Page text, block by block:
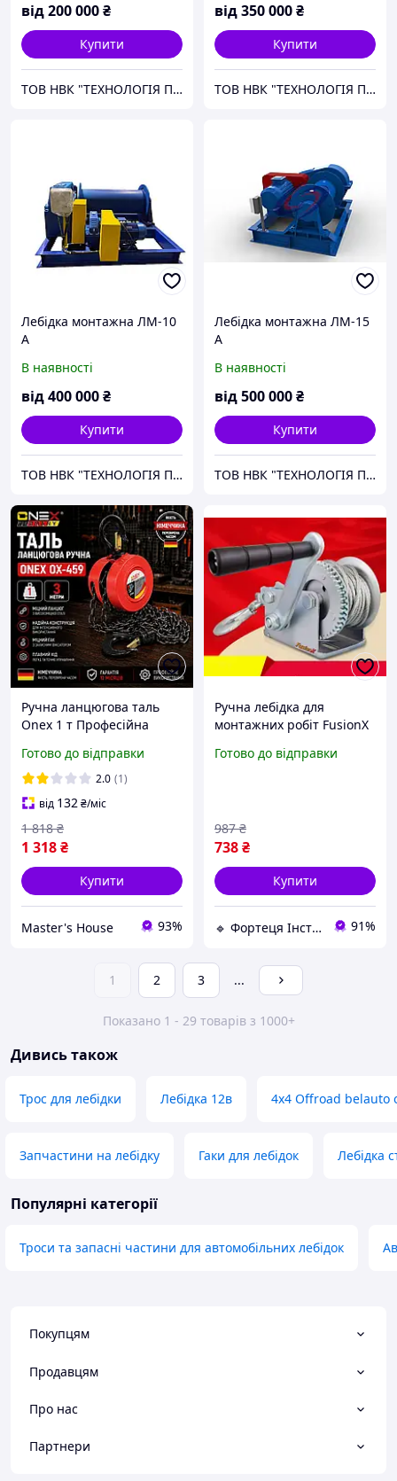
від200 000₴
Купити
ТОВ НВК "ТЕХНОЛОГІЯ ПІДЙОМУ"
від350 000₴
Купити
ТОВ НВК "ТЕХНОЛОГІЯ ПІДЙОМУ"
Лебідка монтажна ЛМ-10
А
В наявності
від400 000₴
Купити
ТОВ НВК "ТЕХНОЛОГІЯ ПІДЙОМУ"
Лебідка монтажна ЛМ-15
А
В наявності
від500 000₴
Купити
ТОВ НВК "ТЕХНОЛОГІЯ ПІДЙОМУ"
Ручна ланцюгова таль
Onex 1 т Професійна
Надійна ручна таль
Лебідка для монтажних
робіт Німеччина
Готово до відправки
2.0 (1)
від 132₴/міс
1 318₴
1 818 ₴
Купити
Master's House 93%
Ручна лебідка для
монтажних робіт FusionX
кг FRT
Готово до відправки
738₴
987 ₴
Купити
🔹 Фортеця Інструментів 🔹 91%
1 2 3 ...
Показано 1 - 29 товарів з 1000+
Дивись також
Трос для лебідки Лебідка 12в 4x4 Offroad belauto
Запчастини на лебідку Гаки для лебідок Лебідка
Популярні категорії
Троси та запасні частини для автомобільних лебідок
Покупцям
Продавцям
Про нас
Партнери